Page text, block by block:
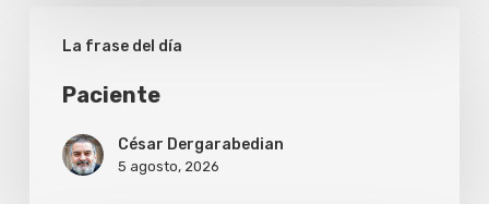
La frase del día
Paciente
César Dergarabedian
5 agosto, 2026